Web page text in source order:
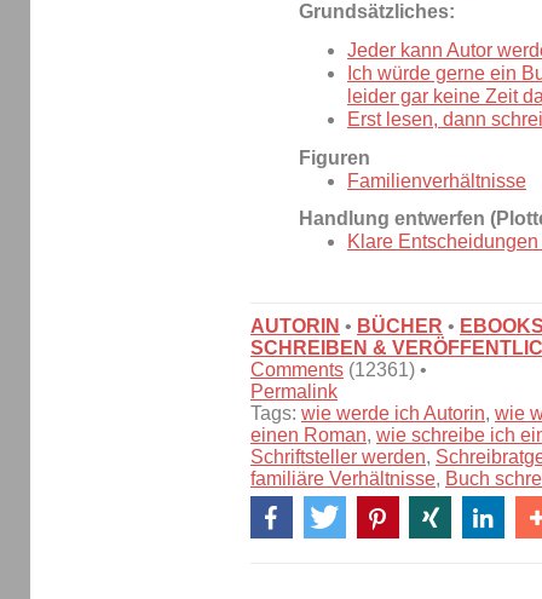
Grundsätzliches:
Jeder kann Autor
Ich würde gerne ein
leider gar keine Zeit
Erst lesen, dann
Figuren
Familienverhältnisse
Handlung entwerfen
Klare Entscheidungen
AUTORIN • BÜCHER •
SCHREIBEN &
Comments (12361) •
Permalink
Tags: wie werde ich Autorin, wie
einen Roman, wie schreibe ich
Schriftsteller werden,
familiäre Verhältnisse, Buch